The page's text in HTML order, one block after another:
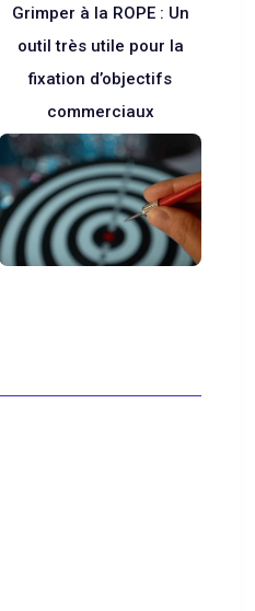
Grimper à la ROPE : Un
outil très utile pour la
fixation d’objectifs
commerciaux